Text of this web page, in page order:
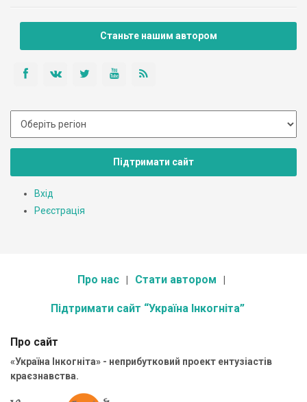
Станьте нашим автором
Підтримати сайт
Вхід
Реєстрація
Про нас Стати автором
Підтримати сайт “Україна Інкогніта”
Про сайт
«Україна Інкогніта» - неприбутковий проект ентузіастів
краєзнавства.